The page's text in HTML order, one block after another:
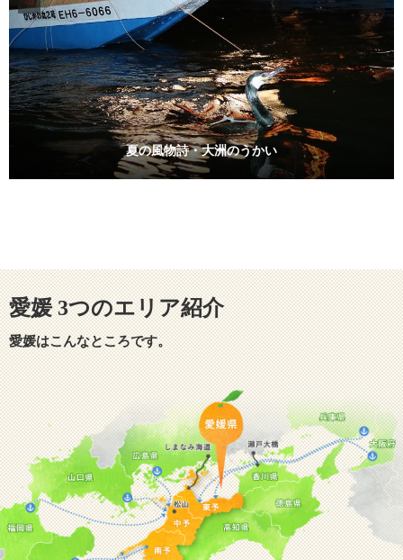
夏の風物詩・大洲のうかい
愛媛 3つのエリア紹介
愛媛はこんなところです。